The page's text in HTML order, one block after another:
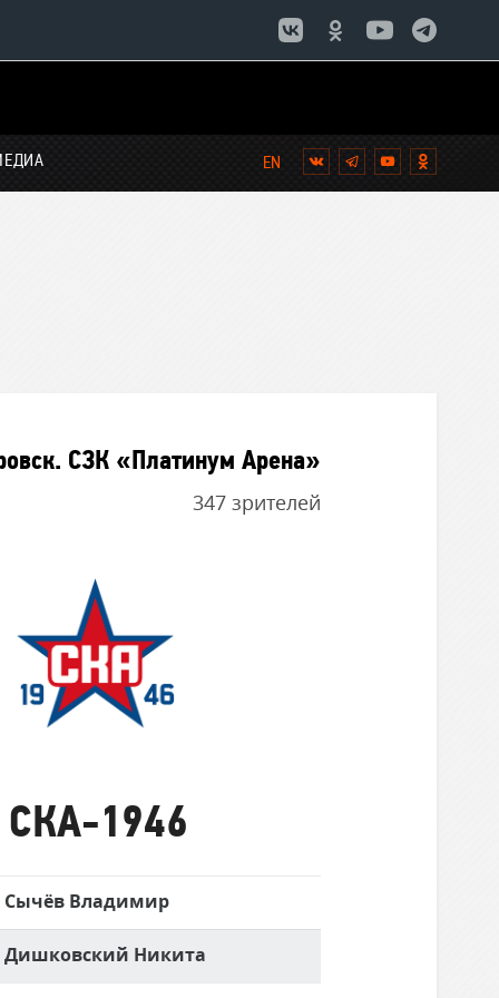
Вконтакте
Telegram
YouTube
СЗК «Платинум Арена»
347 зрителей
СКА-1946
СКА-1946
Сычёв Владимир
Дишковский Никита